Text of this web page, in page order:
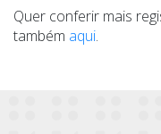
Quer conferir mais
também aqui.